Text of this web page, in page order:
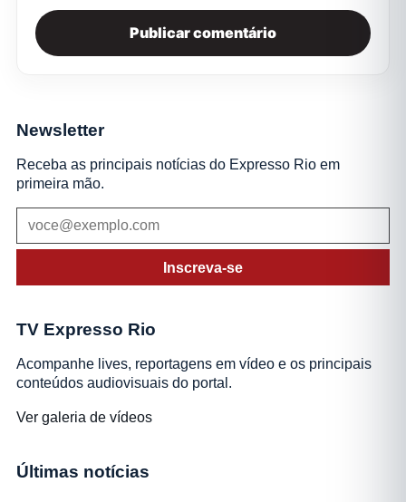
Newsletter
Receba as principais notícias do Expresso Rio em
primeira mão.
Inscreva-se
TV Expresso Rio
Acompanhe lives, reportagens em vídeo e os principais
conteúdos audiovisuais do portal.
Ver galeria de vídeos
Últimas notícias